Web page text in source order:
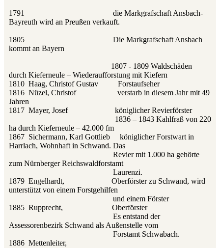
1791 die Markgrafschaft Ansbach-
Bayreuth wird an Preußen verkauft.
1805 Die Markgrafschaft Ansbach
kommt an Bayern
1807 - 1809 Waldschäden
durch Kieferneule – Wiederaufforstung mit Kiefern
1810 Haag, Christof Gustav Forstaufseher
1816 Nüzel, Christof verstarb in diesem Jahr mit 49
Jahren
1817 Mayer, Josef königlicher Revierförster
1836 – 1843 Kahlfraß von 220
ha durch Kieferneule – 42.000 fm
1867 Sichermann, Karl Gottlieb königlicher Forstwart in
Harrlach, Wohnhaft in Schwand. Das
Revier mit 1.000 ha gehörte
zum Nürnberger Reichswaldforstamt
Laurenzi.
1879 Engelhardt, Oberförster zu Schwand, wird
unterstützt von einem Forstgehilfen
und einem Förster
1885 Rupprecht, Oberförster
Es entstand der
Assessorenbezirk Schwand als Außenstelle vom
Forstamt Schwabach.
1886 Mettenleiter,